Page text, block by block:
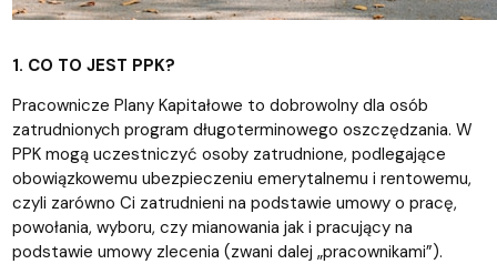
1. CO TO JEST PPK?
Pracownicze Plany Kapitałowe to dobrowolny dla osób
zatrudnionych program długoterminowego oszczędzania. W
PPK mogą uczestniczyć osoby zatrudnione, podlegające
obowiązkowemu ubezpieczeniu emerytalnemu i rentowemu,
czyli zarówno Ci zatrudnieni na podstawie umowy o pracę,
powołania, wyboru, czy mianowania jak i pracujący na
podstawie umowy zlecenia (zwani dalej „pracownikami”).